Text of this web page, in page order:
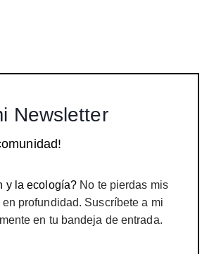
Newsletter
y la ecología? No te pierdas mis
profundidad. Suscríbete a mi
en tu bandeja de entrada.